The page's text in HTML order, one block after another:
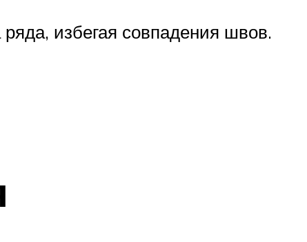
избегая совпадения швов.